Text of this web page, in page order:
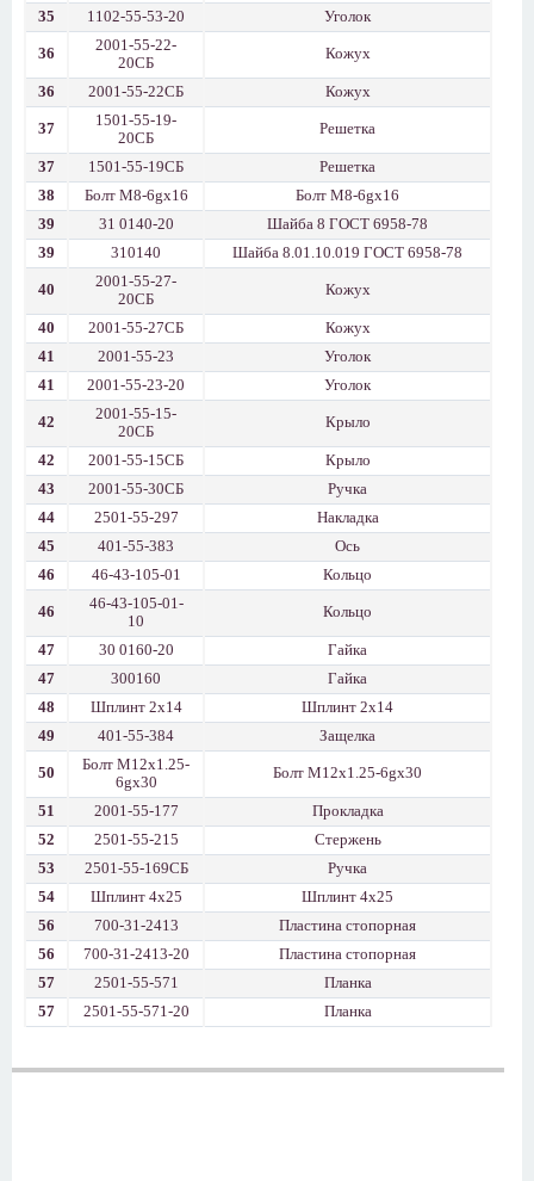
35
1102-55-53-20 Уголок
36
2001-55-22-
20СБ
Кожух
36 2001-55-22СБ Кожух
37
1501-55-19-
20СБ
Решетка
37 1501-55-19СБ
Решетка
38
Болт М8-6gx16
Болт М8-6gx16
39
31 0140-20
Шайба 8 ГОСТ 6958-78
39
310140 Шайба 8.01.10.019 ГОСТ 6958-78
40
2001-55-27-
20СБ
Кожух
40 2001-55-27СБ
Кожух
41
2001-55-23
Уголок
41
2001-55-23-20 Уголок
42
2001-55-15-
20СБ
Крыло
42 2001-55-15СБ
Крыло
43
2001-55-30СБ
Ручка
44
2501-55-297
Накладка
45
401-55-383
Ось
46
46-43-105-01 Кольцо
46
46-43-105-01-
10
Кольцо
47 30 0160-20
Гайка
47
300160
Гайка
48
Шплинт 2x14
Шплинт 2x14
49
401-55-384 Защелка
50
Болт М12x1.25-
6gx30
Болт М12x1.25-6gx30
51 2001-55-177
Прокладка
52
2501-55-215
Стержень
53
2501-55-169СБ
Ручка
54
Шплинт 4x25
Шплинт 4x25
56
700-31-2413
Пластина стопорная
56
700-31-2413-20
Пластина стопорная
57
2501-55-571
Планка
57
2501-55-571-20 Планка